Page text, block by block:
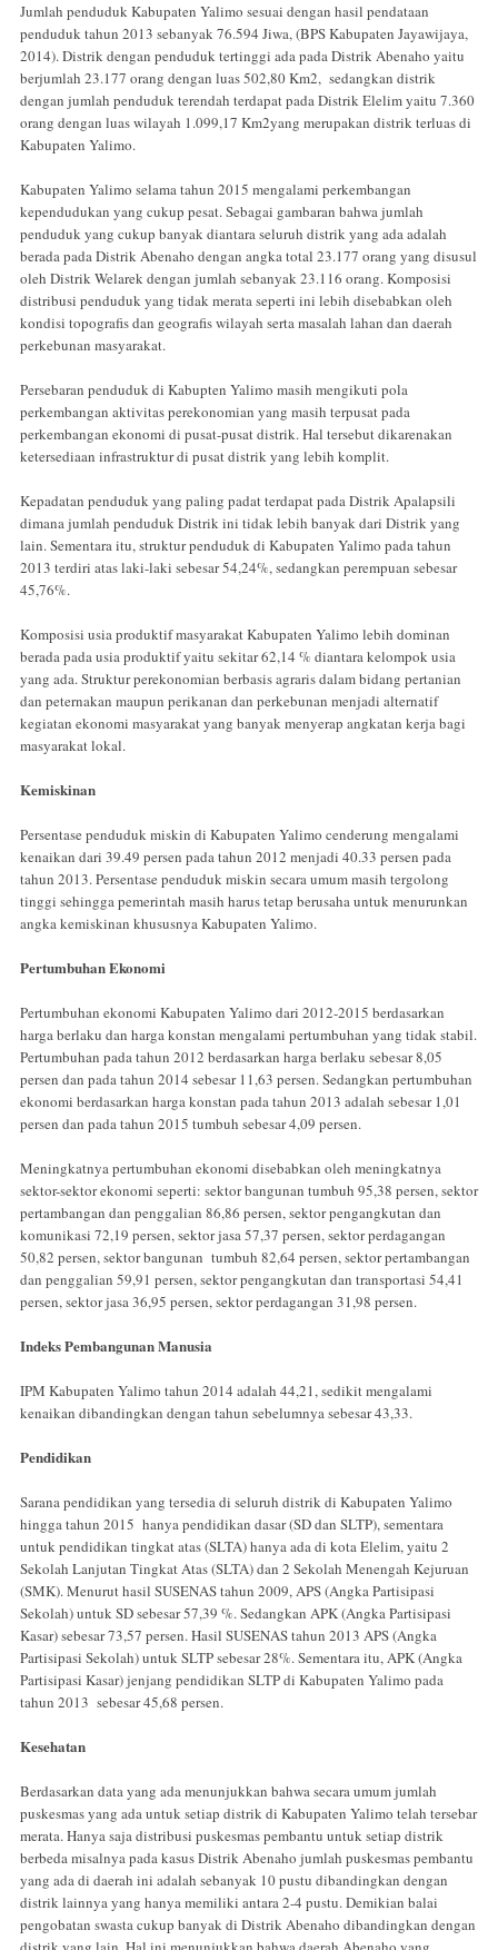
Jumlah penduduk Kabupaten Yalimo sesuai dengan hasil pendataan
penduduk tahun 2013 sebanyak 76.594 Jiwa, (BPS Kabupaten Jayawijaya,
2014). Distrik dengan penduduk tertinggi ada pada Distrik Abenaho yaitu
berjumlah 23.177 orang dengan luas 502,80 Km2, sedangkan distrik
dengan jumlah penduduk terendah terdapat pada Distrik Elelim yaitu 7.360
orang dengan luas wilayah 1.099,17 Km2yang merupakan distrik terluas di
Kabupaten Yalimo.
Kabupaten Yalimo selama tahun 2015 mengalami perkembangan
kependudukan yang cukup pesat. Sebagai gambaran bahwa jumlah
penduduk yang cukup banyak diantara seluruh distrik yang ada adalah
berada pada Distrik Abenaho dengan angka total 23.177 orang yang disusul
oleh Distrik Welarek dengan jumlah sebanyak 23.116 orang. Komposisi
distribusi penduduk yang tidak merata seperti ini lebih disebabkan oleh
kondisi topografis dan geografis wilayah serta masalah lahan dan daerah
perkebunan masyarakat.
Persebaran penduduk di Kabupten Yalimo masih mengikuti pola
perkembangan aktivitas per­ekonomian yang masih terpusat pada
perkembangan ekonomi di pusat-pusat distrik. Hal tersebut dikarenakan
ketersediaan infrastruktur di pusat distrik yang lebih komplit.
Kepadatan penduduk yang paling padat terdapat pada Distrik Apalapsili
dimana jumlah penduduk Distrik ini tidak lebih banyak dari Distrik yang
lain. Sementara itu, struktur penduduk di Kabupaten Yalimo pada tahun
2013 terdiri atas laki-laki sebesar 54,24%, sedangkan perempuan sebesar
45,76%.
Komposisi usia produktif masyarakat Kabupaten Yalimo lebih dominan
berada pada usia produktif yaitu sekitar 62,14 % diantara kelompok usia
yang ada. Struktur perekonomian berbasis agraris dalam bidang pertanian
dan peternakan maupun perikanan dan perkebunan menjadi alternatif
kegiatan ekonomi masyarakat yang banyak menyerap angkatan kerja bagi
masyarakat lokal.
Kemiskinan
Persentase penduduk miskin di Kabupaten Yalimo cenderung mengalami
kenaikan dari 39.49 persen pada tahun 2012 menjadi 40.33 persen pada
tahun 2013. Persentase penduduk miskin secara umum masih tergolong
tinggi sehingga pemerintah masih harus tetap berusaha untuk menurunkan
angka kemiskinan khususnya Kabupaten Yalimo.
Pertumbuhan Ekonomi
Pertumbuhan ekonomi Kabupaten Yalimo dari 2012-2015 berdasarkan
harga berlaku dan harga konstan mengalami pertumbuhan yang tidak stabil.
Pertumbuhan pada tahun 2012 berdasarkan harga berlaku sebesar 8,05
persen dan pada tahun 2014 sebesar 11,63 persen. Sedangkan pertumbuhan
ekonomi berdasarkan harga konstan pada tahun 2013 adalah sebesar 1,01
persen dan pada tahun 2015 tumbuh sebesar 4,09 persen.
Meningkatnya pertumbuhan ekonomi disebabkan oleh meningkatnya
sektor-sektor ekonomi seperti: sektor bangunan tumbuh 95,38 persen, sektor
pertambangan dan penggalian 86,86 persen, sektor pengangkutan dan
komunikasi 72,19 persen, sektor jasa 57,37 persen, sektor perdagangan
50,82 persen, sektor bangunan tumbuh 82,64 persen, sektor pertambangan
dan penggalian 59,91 persen, sektor pengangkutan dan transportasi 54,41
persen, sektor jasa 36,95 persen, sektor perdagangan 31,98 persen.
Indeks Pembangunan Manusia
IPM Kabupaten Yalimo tahun 2014 adalah 44,21, sedikit mengalami
kenaikan dibandingkan dengan tahun sebelumnya sebesar 43,33.
Pendidikan
Sarana pendidikan yang tersedia di seluruh distrik di Kabupaten Yalimo
hingga tahun 2015 hanya pendidikan dasar (SD dan SLTP), sementara
untuk pendidikan tingkat atas (SLTA) hanya ada di kota Elelim, yaitu 2
Sekolah Lanjutan Tingkat Atas (SLTA) dan 2 Sekolah Menengah Kejuruan
(SMK). Menurut hasil SUSENAS tahun 2009, APS (Angka Partisipasi
Sekolah) untuk SD sebesar 57,39 %. Sedangkan APK (Angka Partisipasi
Kasar) sebesar 73,57 persen. Hasil SUSENAS tahun 2013 APS (Angka
Partisipasi Sekolah) untuk SLTP sebesar 28%. Sementara itu, APK (Angka
Partisipasi Kasar) jenjang pendidikan SLTP di Kabupaten Yalimo pada
tahun 2013 sebesar 45,68 persen.
Kesehatan
Berdasarkan data yang ada menunjukkan bahwa secara umum jumlah
puskesmas yang ada untuk setiap distrik di Kabupaten Yalimo telah tersebar
merata. Hanya saja distribusi puskesmas pembantu untuk setiap distrik
berbeda misalnya pada kasus Distrik Abenaho jumlah puskesmas pembantu
yang ada di daerah ini adalah sebanyak 10 pustu dibandingkan dengan
distrik lainnya yang hanya memiliki antara 2-4 pustu. Demikian balai
pengobatan swasta cukup banyak di Distrik Abenaho dibandingkan dengan